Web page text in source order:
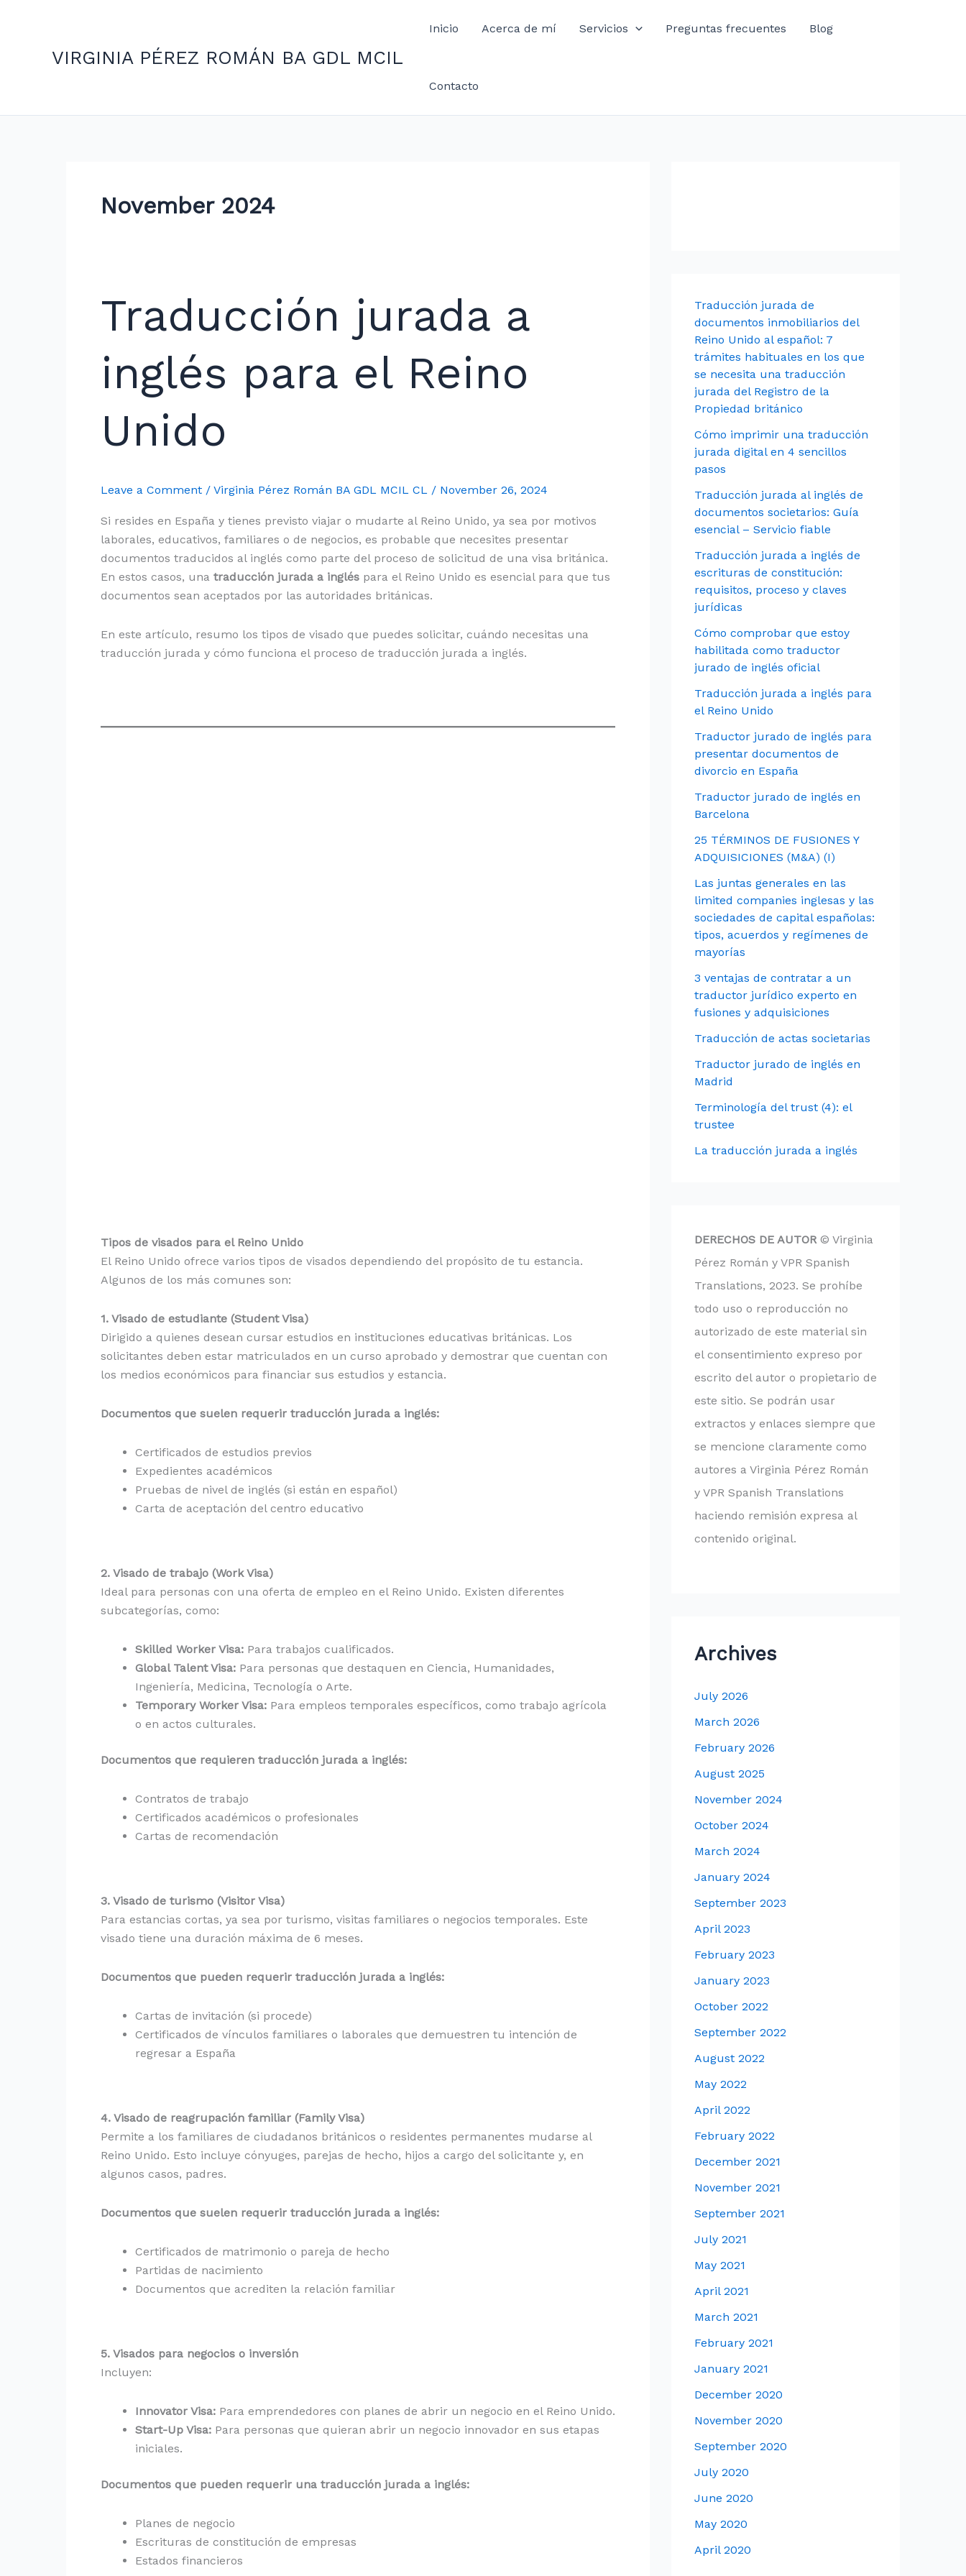
VIRGINIA PÉREZ ROMÁN BA GDL MCIL
Inicio Acerca de mí Servicios Preguntas frecuentes Blog
Contacto
November 2024
Traducción jurada a
inglés para el Reino
Unido
Leave a Comment / Virginia Pérez Román BA GDL MCIL CL / November 26, 2024
Si resides en España y tienes previsto viajar o mudarte al Reino Unido, ya sea por motivos
laborales, educativos, familiares o de negocios, es probable que necesites presentar
documentos traducidos al inglés como parte del proceso de solicitud de una visa británica.
En estos casos, una traducción jurada a inglés para el Reino Unido es esencial para que tus
documentos sean aceptados por las autoridades británicas.
En este artículo, resumo los tipos de visado que puedes solicitar, cuándo necesitas una
traducción jurada y cómo funciona el proceso de traducción jurada a inglés.
Tipos de visados para el Reino Unido
El Reino Unido ofrece varios tipos de visados dependiendo del propósito de tu estancia.
Algunos de los más comunes son:
1. Visado de estudiante (Student Visa)
Dirigido a quienes desean cursar estudios en instituciones educativas británicas. Los
solicitantes deben estar matriculados en un curso aprobado y demostrar que cuentan con
los medios económicos para financiar sus estudios y estancia.
Documentos que suelen requerir traducción jurada a inglés:
Certificados de estudios previos
Expedientes académicos
Pruebas de nivel de inglés (si están en español)
Carta de aceptación del centro educativo
2. Visado de trabajo (Work Visa)
Ideal para personas con una oferta de empleo en el Reino Unido. Existen diferentes
subcategorías, como:
Skilled Worker Visa: Para trabajos cualificados.
Global Talent Visa: Para personas que destaquen en Ciencia, Humanidades,
Ingeniería, Medicina, Tecnología o Arte.
Temporary Worker Visa: Para empleos temporales específicos, como trabajo agrícola
o en actos culturales.
Documentos que requieren traducción jurada a inglés:
Contratos de trabajo
Certificados académicos o profesionales
Cartas de recomendación
3. Visado de turismo (Visitor Visa)
Para estancias cortas, ya sea por turismo, visitas familiares o negocios temporales. Este
visado tiene una duración máxima de 6 meses.
Documentos que pueden requerir traducción jurada a inglés:
Cartas de invitación (si procede)
Certificados de vínculos familiares o laborales que demuestren tu intención de
regresar a España
4. Visado de reagrupación familiar (Family Visa)
Permite a los familiares de ciudadanos británicos o residentes permanentes mudarse al
Reino Unido. Esto incluye cónyuges, parejas de hecho, hijos a cargo del solicitante y, en
algunos casos, padres.
Documentos que suelen requerir traducción jurada a inglés:
Certificados de matrimonio o pareja de hecho
Partidas de nacimiento
Documentos que acrediten la relación familiar
5. Visados para negocios o inversión
Incluyen:
Innovator Visa: Para emprendedores con planes de abrir un negocio en el Reino Unido.
Start-Up Visa: Para personas que quieran abrir un negocio innovador en sus etapas
iniciales.
Documentos que pueden requerir una traducción jurada a inglés:
Planes de negocio
Escrituras de constitución de empresas
Estados financieros
jurada
para
el
Traducción jurada de
documentos inmobiliarios del
Reino Unido al español: 7
trámites habituales en los que
se necesita una traducción
jurada del Registro de la
Propiedad británico
Cómo imprimir una traducción
jurada digital en 4 sencillos
pasos
Traducción jurada al inglés de
documentos societarios: Guía
esencial – Servicio fiable
Traducción jurada a inglés de
escrituras de constitución:
requisitos, proceso y claves
jurídicas
Cómo comprobar que estoy
habilitada como traductor
jurado de inglés oficial
Traducción jurada a inglés para
el Reino Unido
Traductor jurado de inglés para
presentar documentos de
divorcio en España
Traductor jurado de inglés en
Barcelona
25 TÉRMINOS DE FUSIONES Y
ADQUISICIONES (M&A) (I)
Las juntas generales en las
limited companies inglesas y las
sociedades de capital españolas:
tipos, acuerdos y regímenes de
mayorías
3 ventajas de contratar a un
traductor jurídico experto en
fusiones y adquisiciones
Traducción de actas societarias
Traductor jurado de inglés en
Madrid
Terminología del trust (4): el
trustee
La traducción jurada a inglés
DERECHOS DE AUTOR© Virginia
Pérez Román y VPR Spanish
Translations, 2023. Se prohíbe
todo uso o reproducción no
autorizado de este material sin
el consentimiento expreso por
escrito del autor o propietario de
este sitio. Se podrán usar
extractos y enlaces siempre que
se mencione claramente como
autores a Virginia Pérez Román
y VPR Spanish Translations
haciendo remisión expresa al
contenido original.
Archives
July 2026
March 2026
February 2026
August 2025
November 2024
October 2024
March 2024
January 2024
September 2023
April 2023
February 2023
January 2023
October 2022
September 2022
August 2022
May 2022
April 2022
February 2022
December 2021
November 2021
September 2021
July 2021
May 2021
April 2021
March 2021
February 2021
January 2021
December 2020
November 2020
September 2020
July 2020
June 2020
May 2020
April 2020